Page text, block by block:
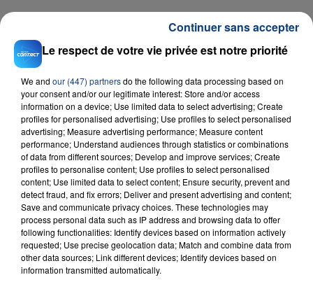
FIL D'ACTU
23 juillet 2026
INCENDIE MORTEL À LENS : UNE FEMME ET
SON BÉBÉ ENTRE LA VIE ET LA...
Un homme s'est immolé par le feu après avoir
aspergé sa compagne et leur bébé de trois mois
d'un liquide inflammable.
Le respect de votre vie privée est notre priorité
We and our (447) partnersdo the following data processing based on
your consent and/or our legitimate interest: Store and/or access
information on a device; Use limited data to select advertising; Create
profiles for personalised advertising; Use profiles to select personalised
advertising; Measure advertising performance; Measure content
performance; Understand audiences through statistics or combinations
of data from different sources; Develop and improve services; Create
profiles to personalise content; Use profiles to select personalised
content; Use limited data to select content; Ensure security, prevent and
detect fraud, and fix errors; Deliver and present advertising and content;
Save and communicate privacy choices. These technologies may
process personal data such as IP address and browsing data to offer
following functionalities: Identify devices based on information actively
requested; Use precise geolocation data; Match and combine data from
other data sources; Link different devices; Identify devices based on
information transmitted automatically.
Continuer sans accepter